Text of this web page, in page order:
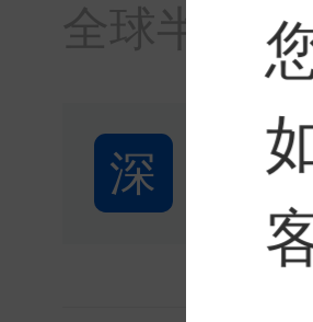
全球半导
深 深